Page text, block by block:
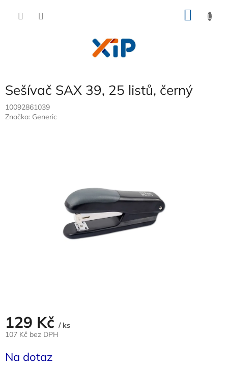
Sešívač SAX 39, 25 listů, černý
10092861039
Značka: Generic
129 Kč / ks
107 Kč bez DPH
cena:
Na dotaz